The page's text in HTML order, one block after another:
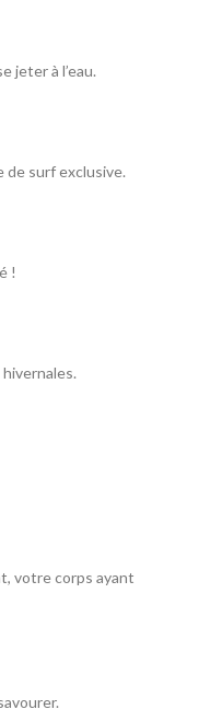
jeter à l’eau.
de surf exclusive.
!
votre corps ayant